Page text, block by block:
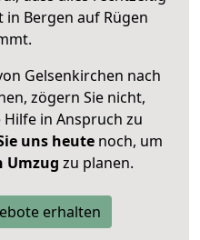
Bergen auf Rügen
Gelsenkirchen nach
zögern Sie nicht,
in Anspruch zu
uns heutenoch, um
Umzug zu planen.
erhalten